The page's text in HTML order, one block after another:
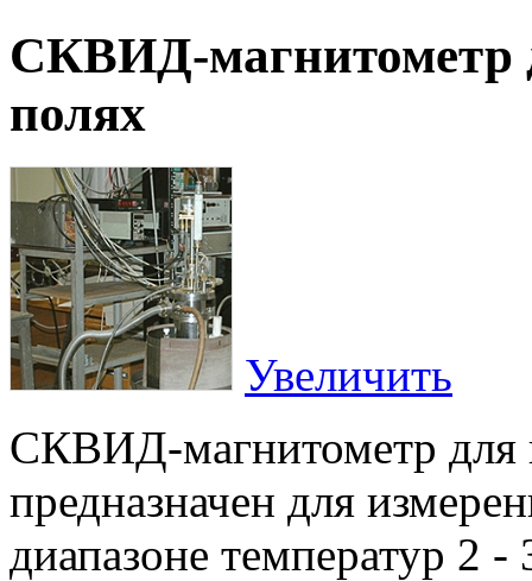
СКВИД-магнитометр
полях
Увеличить
СКВИД-магнитометр для
предназначен для
диапазоне температур 2